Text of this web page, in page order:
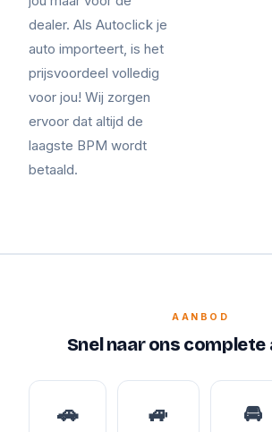
dealer. Als Autoclick je
auto importeert, is het
prijsvoordeel volledig
voor jou! Wij zorgen
ervoor dat altijd de
laagste BPM wordt
betaald.
AANBOD
Snel naar ons complete
🚗 🚙 🚘